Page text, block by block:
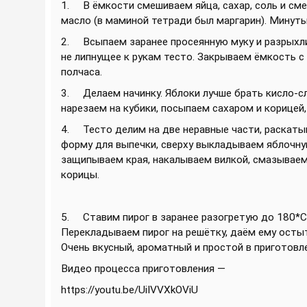
1. В ёмкости смешиваем яйца, сахар, соль и
масло (в маминой тетради был маргарин).
2. Всыпаем заранее просеянную муку и
не липнущее к рукам тесто. Закрываем ёмкость
полчаса.
3. Делаем начинку. Яблоки лучше брать кисло-
нарезаем на кубики, посыпаем сахаром и
4. Тесто делим на две неравные части,
форму для выпечки, сверху выкладываем
защипываем края, накалываем вилкой,
корицы.
5. Ставим пирог в заранее разогретую до
Перекладываем пирог на решётку, даём ему
Очень вкусный, ароматный и простой в
Видео процесса приготовления —
https://youtu.be/UiIVVXkOViU